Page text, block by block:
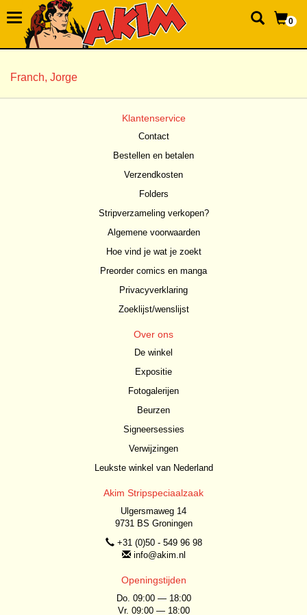
0
Franch, Jorge
Klantenservice
Contact
Bestellen en betalen
Verzendkosten
Folders
Stripverzameling verkopen?
Algemene voorwaarden
Hoe vind je wat je zoekt
Preorder comics en manga
Privacyverklaring
Zoeklijst/wenslijst
Over ons
De winkel
Expositie
Fotogalerijen
Beurzen
Signeersessies
Verwijzingen
Leukste winkel van Nederland
Akim Stripspeciaalzaak
Ulgersmaweg 14
9731 BS Groningen
+31 (0)50 - 549 96 98
info@akim.nl
Openingstijden
Do. 09:00 — 18:00
Vr. 09:00 — 18:00